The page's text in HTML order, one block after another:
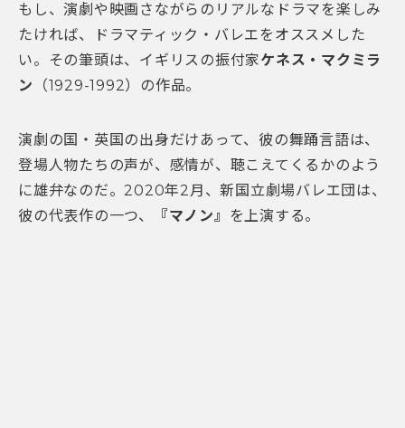
もし、演劇や映画さながらのリアルなドラマを楽しみ
たければ、ドラマティック・バレエをオススメした
い。その筆頭は、イギリスの振付家ケネス・マクミラ
ン （1929-1992）の作品。
演劇の国・英国の出身だけあって、彼の舞踊言語は、
登場人物たちの声が、感情が、聴こえてくるかのよう
に雄弁なのだ。2020年2月、新国立劇場バレエ団は、
彼の代表作の一つ、
『マノン』 を上演する。